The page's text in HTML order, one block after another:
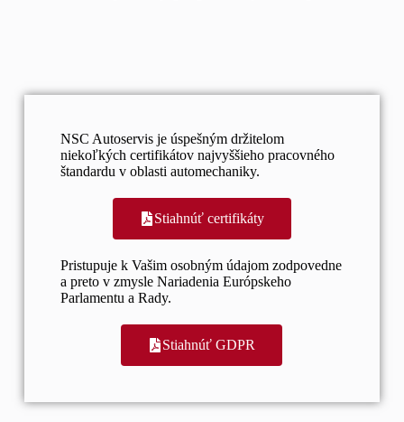
NSC Autoservis je úspešným držitelom
niekoľkých certifikátov najvyššieho pracovného
štandardu v oblasti automechaniky.
Stiahnúť certifikáty
Pristupuje k Vašim osobným údajom zodpovedne
a preto v zmysle Nariadenia Európskeho
Parlamentu a Rady.
Stiahnúť GDPR